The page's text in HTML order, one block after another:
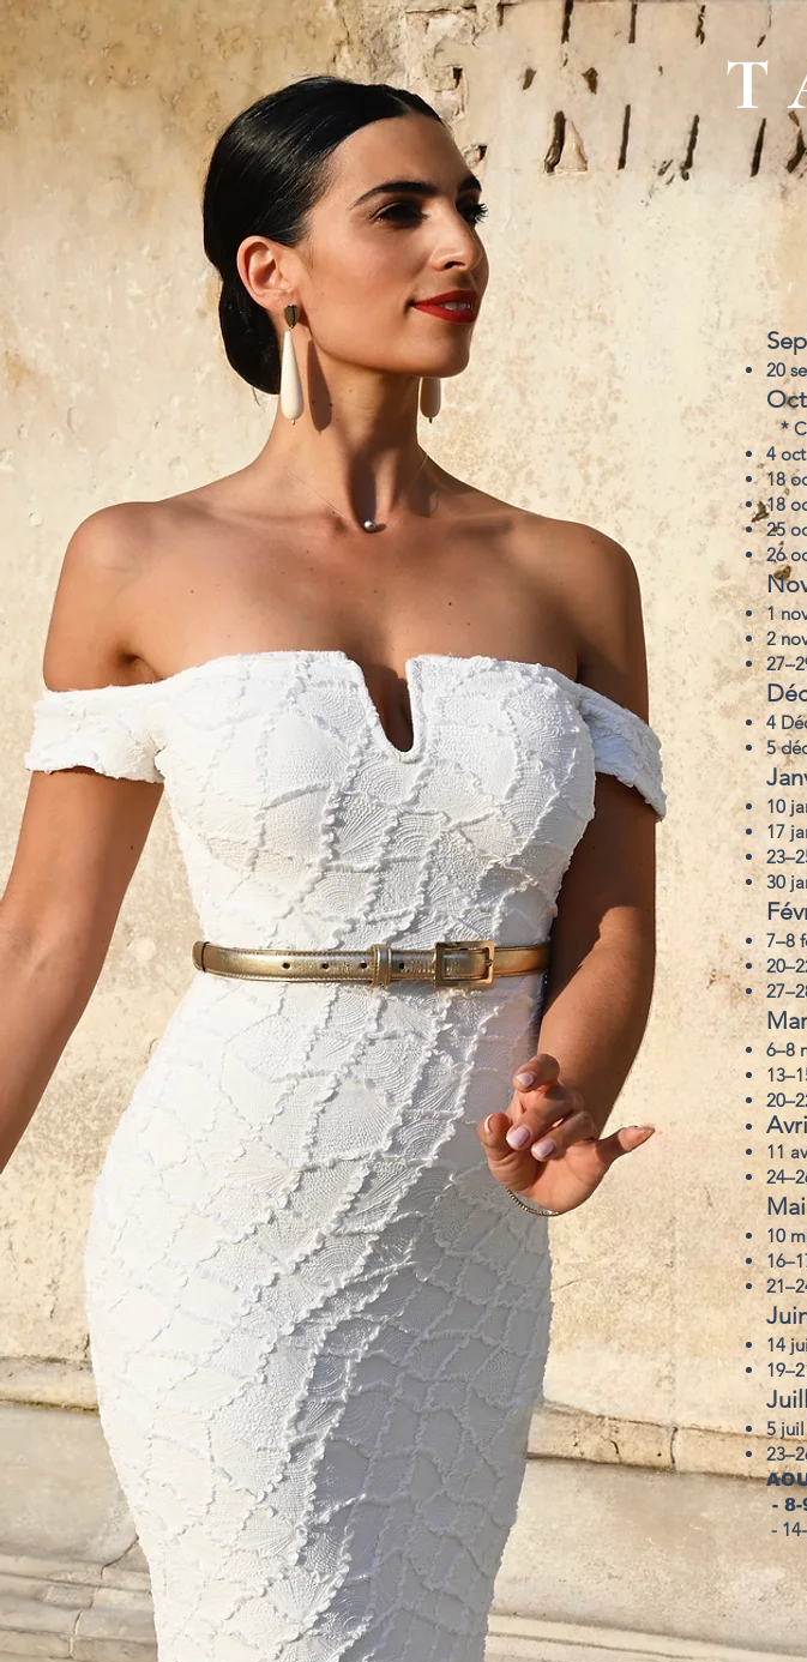
T
20
*
4
18
18
25
26
1
2
4
5
10
17
30
7–8
6–8
11
10
14
5 juil
-
-